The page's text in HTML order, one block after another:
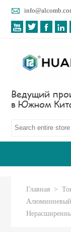

   
Ведущий
в Южном
Главная >
Алюминиевый